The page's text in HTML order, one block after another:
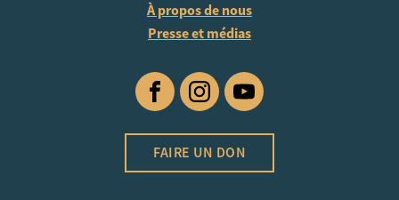
À propos de nous
Presse et médias
FacebookInstagramYouTube
FAIRE UN DON